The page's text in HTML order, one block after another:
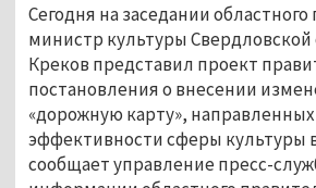
Сегодня на заседании
министр культуры Свердловской
Креков представил проект
постановления о внесении
«дорожную карту»,
эффективности сферы культуры
сообщает управление пресс-